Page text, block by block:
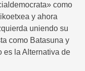
como
y ahora
uniendo su
como Batasuna y
es la Alternativa de